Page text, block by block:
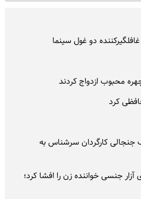
دو غول سینما
محبوب ازدواج کردند
کرد
جنجالی کارگردان سرشناس به
جنسی خواننده زن را افشا کرد؛